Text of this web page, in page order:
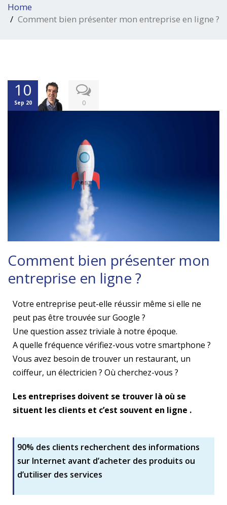
Home
Comment bien présenter mon entreprise en ligne ?
10
Sep 20 0
Comment bien présenter mon
entreprise en ligne ?
Votre entreprise peut-elle réussir même si elle ne
peut pas être trouvée sur Google ?
Une question assez triviale à notre époque.
A quelle fréquence vérifiez-vous votre smartphone ?
Vous avez besoin de trouver un restaurant, un
coiffeur, un électricien ? Où cherchez-vous ?
Les entreprises doivent se trouver là où se
situent les clients et c’est souvent en ligne .
90% des clients recherchent des informations
sur Internet avant d’acheter des produits ou
d’utiliser des services